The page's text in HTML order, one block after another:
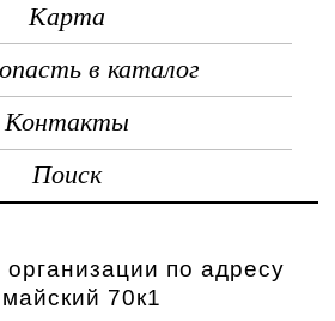
Карта
в каталог
Контакты
Поиск
по адресу
70к1